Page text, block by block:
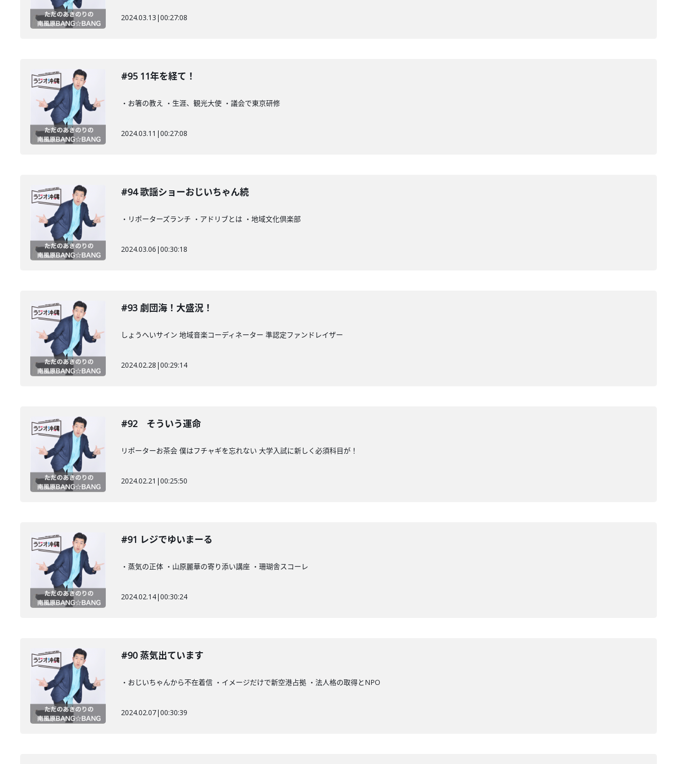
2024.03.13 |00:27:08
#95 11年を経て！
・お箸の教え ・生涯、観光大使 ・議会で東京研修
2024.03.11 |00:27:08
#94 歌謡ショーおじいちゃん続
・リポーターズランチ ・アドリブとは ・地域文化倶楽部
2024.03.06 |00:30:18
#93 劇団海！大盛況！
しょうへいサイン 地域音楽コーディネーター 準認定ファンドレイザー
2024.02.28 |00:29:14
#92 そういう運命
リポーターお茶会 僕はフチャギを忘れない 大学入試に新しく必須科目が！
2024.02.21 |00:25:50
#91 レジでゆいまーる
・蒸気の正体 ・山原麗華の寄り添い講座 ・珊瑚舎スコーレ
2024.02.14|00:30:24
#90 蒸気出ています
・おじいちゃんから不在着信 ・イメージだけで新空港占拠 ・法人格の取得とNPO
2024.02.07|00:30:39